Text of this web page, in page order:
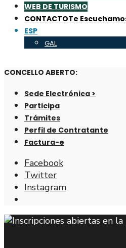
WEB DE TURISMO
CONTACTOTe
ESP
GAL
CONCELLO ABERTO:
Sede Electrónica >
Participa
Trámites
Perfil de Contratante
Factura-e
Facebook
Twitter
Instagram
de